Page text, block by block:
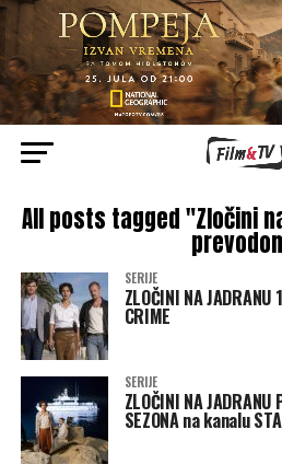
All posts tagged "Zločini
SERIJE
ZLOČINI NA
CRIME
SERIJE
ZLOČINI NA JADRANU
SEZONA na kanalu